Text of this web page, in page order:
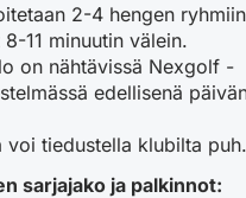
2-4 hengen
11 minuutin välein.
on nähtävissä Nexgolf -
edellisenä
voi tiedustella klubilta
sarjajako ja palkinnot: